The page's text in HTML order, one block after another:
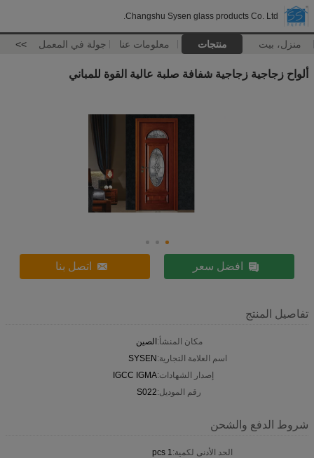
Changshu Sysen glass products Co. Ltd.
منزل، بيت منتجات معلومات عنا جولة في المعمل >>
ألواح زجاجية زجاجية شفافة صلبة عالية القوة للمباني
افضل سعر اتصل بنا
تفاصيل المنتج
مكان المنشأ:الصين
اسم العلامة التجارية:SYSEN
إصدار الشهادات:IGCC IGMA
رقم الموديل:S022
شروط الدفع والشحن
الحد الأدنى لكمية:1 pcs